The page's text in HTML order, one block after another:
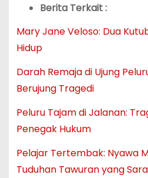
Berita Terkait :
Mary Jane Veloso: Dua
Hidup
Darah Remaja di Ujung
Berujung Tragedi
Peluru Tajam di Jalanan:
Penegak Hukum
Pelajar Tertembak: Nyawa
Tuduhan Tawuran yang